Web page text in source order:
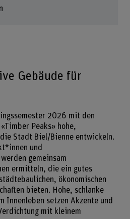
Gebäude für
2026 mit den
Peaks» hohe,
Stadt Biel/Bienne entwickeln.
und
gemeinsam
ermitteln, die ein gutes
ökonomischen
bieten. Hohe, schlanke
Innenleben setzen Akzente und
mit kleinem